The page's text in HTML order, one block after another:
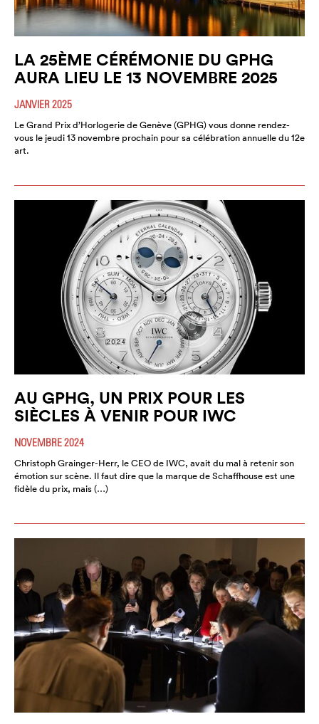
LA 25ÈME CÉRÉMONIE DU GPHG
AURA LIEU LE 13 NOVEMBRE 2025
JANVIER 2025
Le Grand Prix d’Horlogerie de Genève (GPHG) vous donne rendez-
vous le jeudi 13 novembre prochain pour sa célébration annuelle du 12e
art.
AU GPHG, UN PRIX POUR LES
SIÈCLES À VENIR POUR IWC
NOVEMBRE 2024
Christoph Grainger-Herr, le CEO de IWC, avait du mal à retenir son
émotion sur scène. Il faut dire que la marque de Schaffhouse est une
fidèle du prix, mais (…)